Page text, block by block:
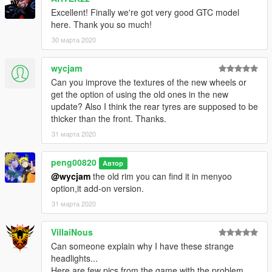
Excellent! Finally we're got very good GTC model
here. Thank you so much!
30 марта 2020
wycjam
Can you improve the textures of the new wheels or
get the option of using the old ones in the new
update? Also I think the rear tyres are supposed to be
thicker than the front. Thanks.
31 марта 2020
peng00820 Автор
@wycjam the old rim you can find it in menyoo
option,it add-on version.
31 марта 2020
VillaiNous
Can someone explain why I have these strange
headlights...